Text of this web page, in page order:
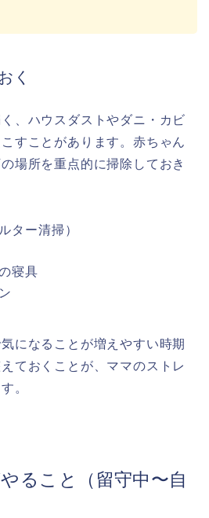
く
、ハウスダストやダニ・カビ
すことがあります。赤ちゃん
場所を重点的に掃除しておき
ター清掃）
寝具
になることが増えやすい時期
ておくことが、ママのストレ
。
ること（留守中〜自